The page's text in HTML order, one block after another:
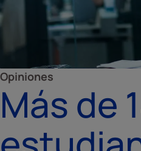
Opiniones
Más de